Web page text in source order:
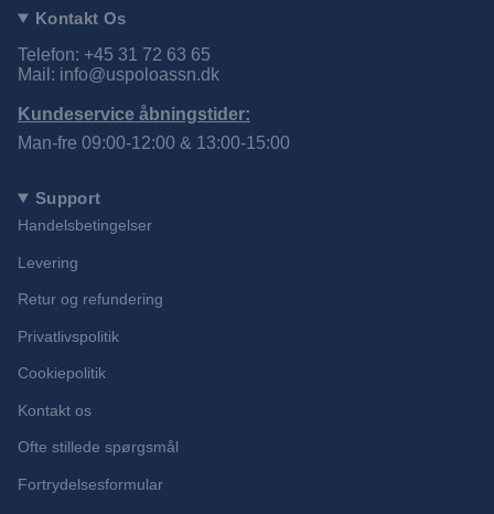
Kontakt Os
Telefon: +45 31 72 63 65
Mail: info@uspoloassn.dk
Kundeservice åbningstider:
Man-fre 09:00-12:00 & 13:00-15:00
Support
Handelsbetingelser
Levering
Retur og refundering
Privatlivspolitik
Cookiepolitik
Kontakt os
Ofte stillede spørgsmål
Fortrydelsesformular